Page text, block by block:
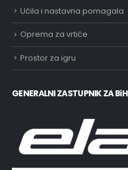
Učila i nastavna pomagala
Oprema za vrtiće
Prostor za igru
GENERALNI ZASTUPNIK ZA BiH